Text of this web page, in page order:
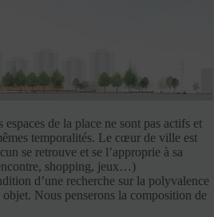
de la place ne sont pas actifs et
temporalités. Le cœur de ville est
se retrouve et se l’approprie à sa
shopping, jeux…)
d’une recherche sur la polyvalence
objet. Nous penserons la composition de